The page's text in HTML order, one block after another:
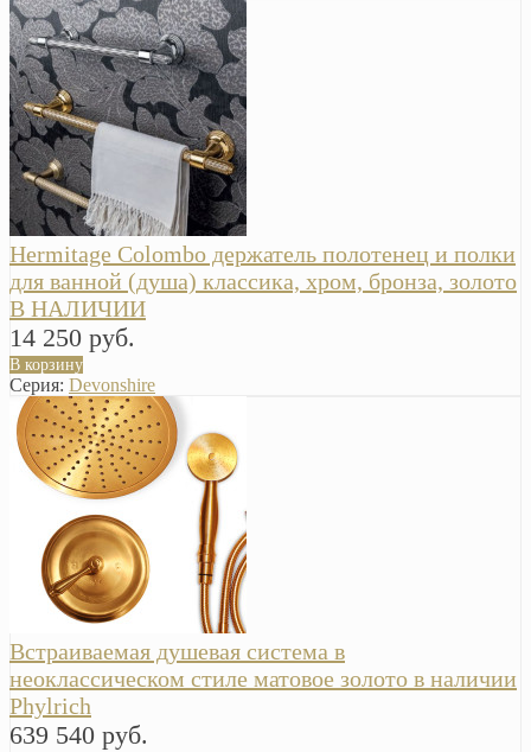
Hermitage Colombo держатель полотенец и полки
для ванной (душа) классика, хром, бронза, золото
В НАЛИЧИИ
14 250 руб.
В корзину
Серия: Devonshire
Встраиваемая душевая система в
неоклассическом стиле матовое золото в наличии
Phylrich
639 540 руб.